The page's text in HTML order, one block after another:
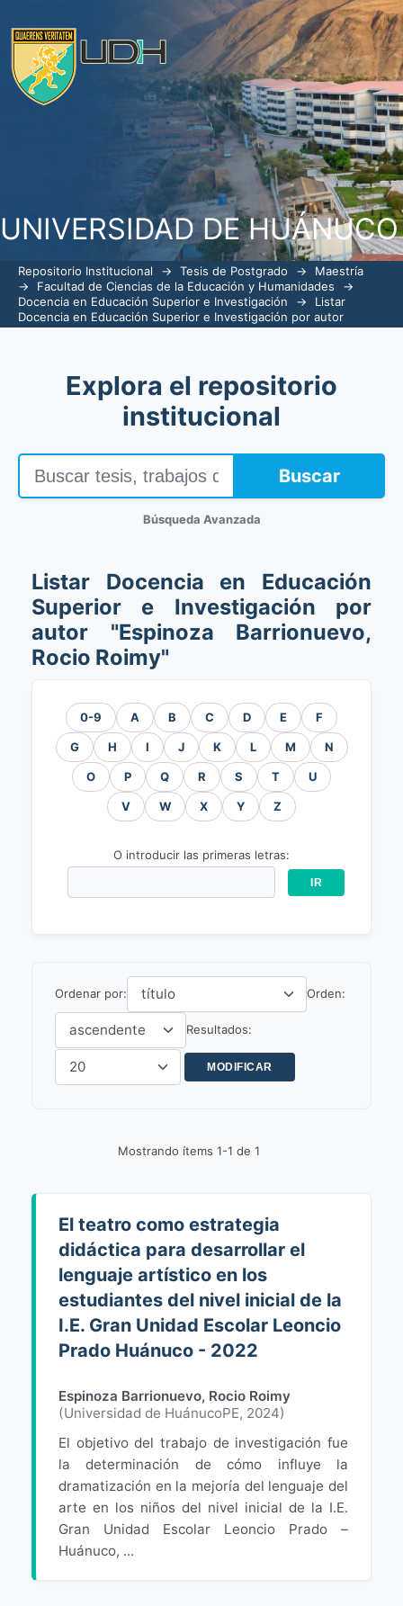
UNIVERSIDAD DE HUÁNUCO
Listar Docencia en Educación
Barrionuevo, Rocio Roimy"
Repositorio Institucional → Tesis de Postgrado →
Maestría
→
Facultad de Ciencias de la Educación y Humanidades
→
Docencia en Educación Superior e Investigación
→
Listar
Docencia en Educación Superior e Investigación por autor
Explora el repositorio
institucional
Buscar
Búsqueda Avanzada
Listar Docencia en Educación
Superior e Investigación por
autor "Espinoza Barrionuevo,
Rocio Roimy"
0-9 A B C D E F
G H I J K L M N
O P Q R S T U
V W X Y Z
O introducir las primeras letras:
Ordenar por: Orden:
Resultados:
Mostrando ítems 1-1 de 1
El teatro como estrategia
didáctica para desarrollar el
lenguaje artístico en los
estudiantes del nivel inicial de la
I.E. Gran Unidad Escolar Leoncio
Prado Huánuco - 2022
Espinoza Barrionuevo, Rocio Roimy
(Universidad de HuánucoPE, 2024)
El objetivo del trabajo de investigación fue
la determinación de cómo influye la
dramatización en la mejoría del lenguaje del
arte en los niños del nivel inicial de la I.E.
Gran Unidad Escolar Leoncio Prado –
Huánuco, ...